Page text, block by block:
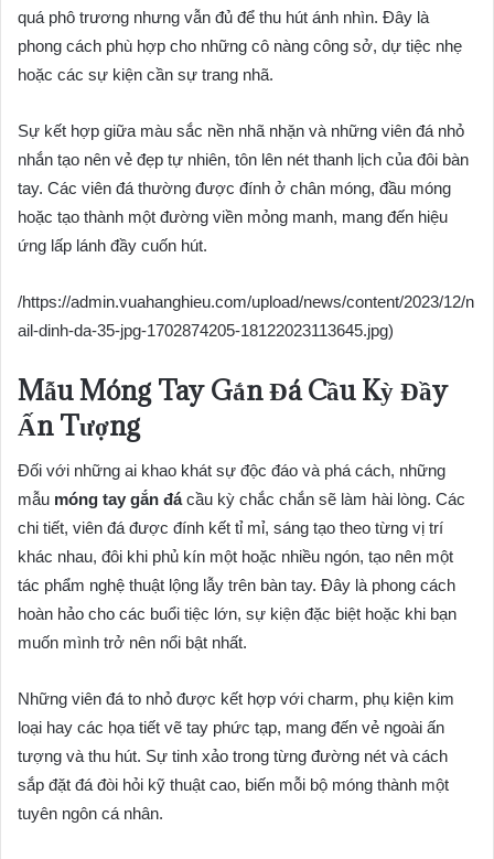
quá phô trương nhưng vẫn đủ để thu hút ánh nhìn. Đây là
phong cách phù hợp cho những cô nàng công sở, dự tiệc nhẹ
hoặc các sự kiện cần sự trang nhã.
Sự kết hợp giữa màu sắc nền nhã nhặn và những viên đá nhỏ
nhắn tạo nên vẻ đẹp tự nhiên, tôn lên nét thanh lịch của đôi bàn
tay. Các viên đá thường được đính ở chân móng, đầu móng
hoặc tạo thành một đường viền mỏng manh, mang đến hiệu
ứng lấp lánh đầy cuốn hút.
/https://admin.vuahanghieu.com/upload/news/content/2023/12/n
ail-dinh-da-35-jpg-1702874205-18122023113645.jpg)
Mẫu Móng Tay Gắn Đá Cầu Kỳ Đầy
Ấn Tượng
Đối với những ai khao khát sự độc đáo và phá cách, những
mẫu móng tay gắn đácầu kỳ chắc chắn sẽ làm hài lòng. Các
chi tiết, viên đá được đính kết tỉ mỉ, sáng tạo theo từng vị trí
khác nhau, đôi khi phủ kín một hoặc nhiều ngón, tạo nên một
tác phẩm nghệ thuật lộng lẫy trên bàn tay. Đây là phong cách
hoàn hảo cho các buổi tiệc lớn, sự kiện đặc biệt hoặc khi bạn
muốn mình trở nên nổi bật nhất.
Những viên đá to nhỏ được kết hợp với charm, phụ kiện kim
loại hay các họa tiết vẽ tay phức tạp, mang đến vẻ ngoài ấn
tượng và thu hút. Sự tinh xảo trong từng đường nét và cách
sắp đặt đá đòi hỏi kỹ thuật cao, biến mỗi bộ móng thành một
tuyên ngôn cá nhân.